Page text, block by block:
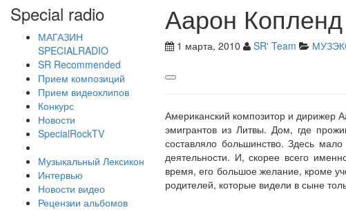
Special radio
МАГАЗИН
SPECIALRADIO
SR Recommended
Прием композиций
Прием видеоклипов
Конкурс
Новости
SpecialRockTV
Музыкальный Лексикон
Интервью
Новости видео
Рецензии альбомов
Аарон Копленд
1 марта, 2010 SR' Team
Американский композитор и дирижер
эмигрантов из Литвы. Дом, где
составляло большинство. Здесь
деятельности. И, скорее всего
время, его большое желание, кроме
родителей, которые видели в сыне